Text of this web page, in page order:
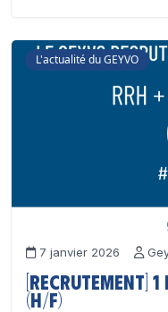
L'actualité du GEYVO
7 janvier 2026
[Recrutement] 1
(H/F)